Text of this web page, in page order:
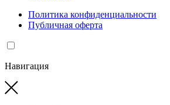
Политика конфиденциальности
Публичная оферта
Навигация